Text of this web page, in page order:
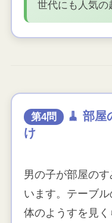
世代にも人気の
第4問
🧹 部屋
け
男の子が部屋の
います。テーブ
体のようすを見く